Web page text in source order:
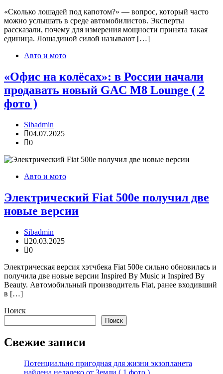
«Сколько лошадей под капотом?» — вопрос, который часто
можно услышать в среде автомобилистов. Эксперты
рассказали, почему для измерения мощности принята такая
единица. Лошадиной силой называют […]
Авто и мото
«Офис на колёсах»: в России начали
продавать новый GAC M8 Lounge ( 2
фото )
Sibadmin
04.07.2025
0
Авто и мото
Электрический Fiat 500e получил две
новые версии
Sibadmin
20.03.2025
0
Электрическая версия хэтчбека Fiat 500e сильно обновилась и
получила две новые версии Inspired By Music и Inspired By
Beauty. Автомобильный производитель Fiat, ранее входивший
в […]
Поиск
Поиск
Свежие записи
Потенциально пригодная для жизни экзопланета
найдена недалеко от Земли ( 1 фото )